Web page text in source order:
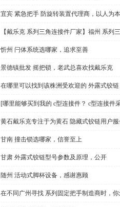
宜宾 紧急把手 防旋转装置代理商，以人为本
【戴乐克 系列三角连接件厂家】福州 系列
忻州 闩体系统选哪家，追求至善
景德镇批发 摇把锁，老武总喜欢找戴乐克
在哪里可以找到该株洲受欢迎的 外露式铰
[哪里能够买到我的 c型连接件？ c型连接件
黄石戴乐克专注于为黄石 隐藏式铰链用户
甘南 撞击锁选哪家，信誉至上
甘肃 外露式铰链型号参数及原理，公开
随州 活动式脚杯设备，感谢惠顾
在不同广州寻找 系列固定把手制造商时，